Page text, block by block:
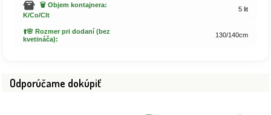
🗑️ Objem kontajnera:
K/Co/Clt
5 lit
⬆️🌸 Rozmer pri dodaní (bez
kvetináča):
130/140cm
Odporúčame dokúpiť